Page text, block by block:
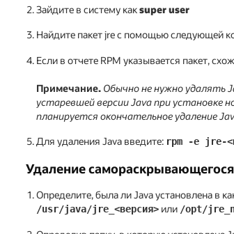
Зайдите в систему какsuper user
Найдите пакет jre с помощью следующей
Если в отчете RPM указывается пакет,
Примечание. Обычно не нужно удалять
устаревшей версии Java при установке
планируется окончательное удаление
Для удаления Java введите: rpm -e jre-
Удаление
Определите, была ли Java установлена в
/usr/java/jre_<версия>или /opt/